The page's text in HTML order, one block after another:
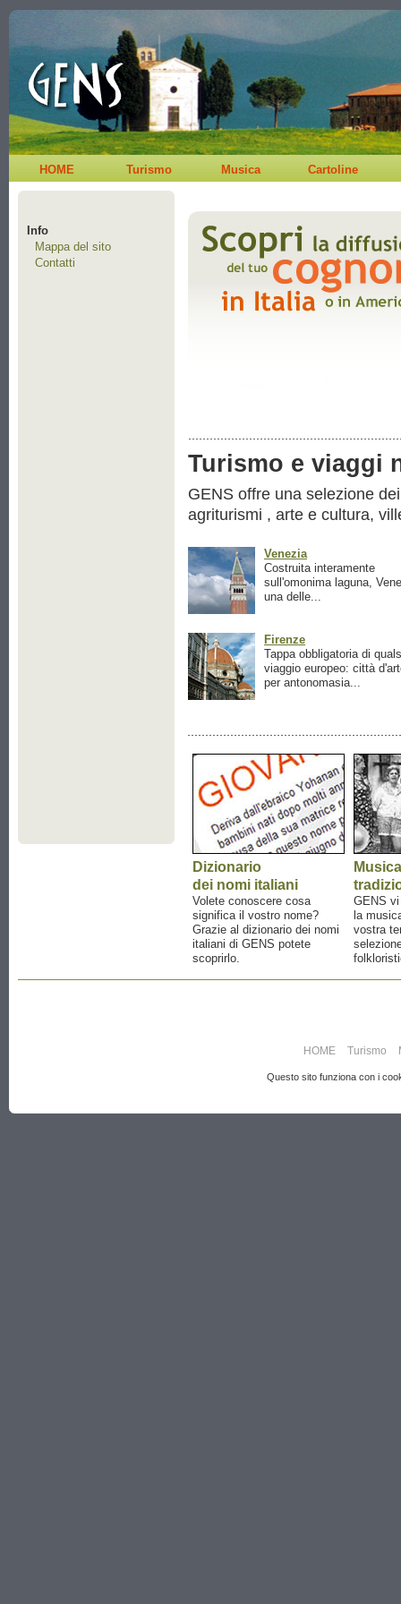
HOME Turismo Musica Cartoline
Info
Mappa del sito
Contatti
Turismo e viaggi
GENS offre una selezione
agriturismi , arte e cultura,
Venezia
Costruita interamente
sull'omonima laguna,
una delle...
Firenze
Tappa obbligatoria di
viaggio europeo: città
per antonomasia...
Dizionario
dei nomi italiani
Volete conoscere cosa
significa il vostro nome?
Grazie al dizionario dei nomi
italiani di GENS potete
scoprirlo.
Musica
GENS
la
vostra
HOME Turismo
Questo sito funziona con i